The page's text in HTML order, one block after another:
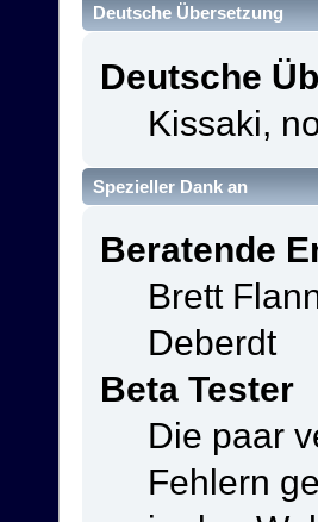
Deutsche Übersetzung
Deutsche
Kissaki,
Spezieller Dank an
Beratende
Brett
Deberdt
Beta Tester
Die paar
Fehlern